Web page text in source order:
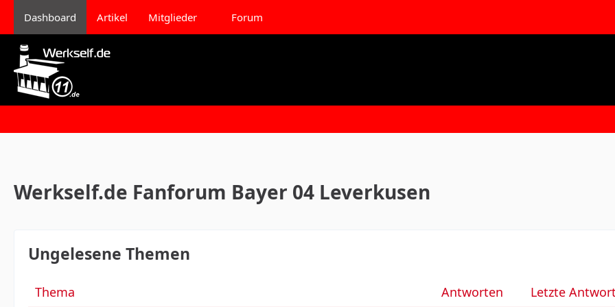
Dashboard Artikel Mitglieder Forum
Werkself.de Fanforum Bayer 04 Leverkusen
Ungelesene Themen
Thema Antworten
Letzte Antwort